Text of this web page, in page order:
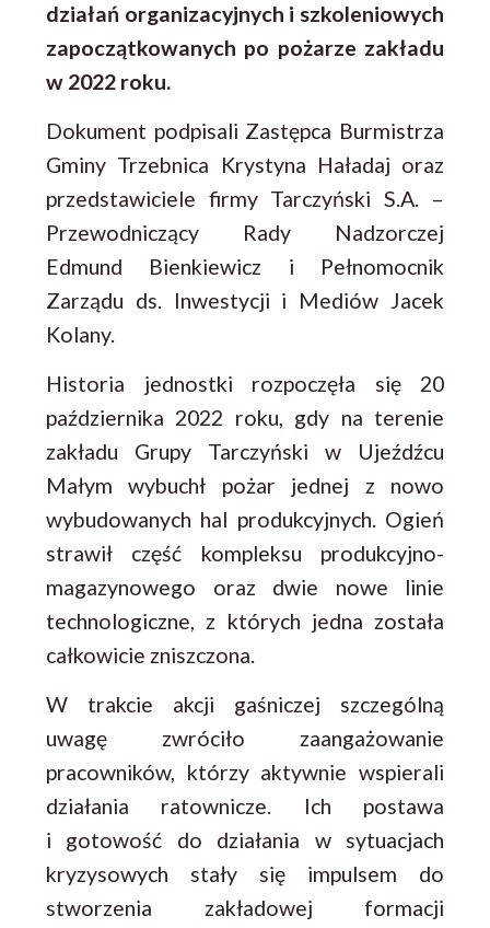
działań organizacyjnych i szkoleniowych
zapoczątkowanych po pożarze zakładu
w 2022 roku.
Dokument podpisali Zastępca Burmistrza
Gminy Trzebnica Krystyna Haładaj oraz
przedstawiciele firmy Tarczyński S.A. –
Przewodniczący Rady Nadzorczej
Edmund Bienkiewicz i Pełnomocnik
Zarządu ds. Inwestycji i Mediów Jacek
Kolany.
Historia jednostki rozpoczęła się 20
października 2022 roku, gdy na terenie
zakładu Grupy Tarczyński w Ujeźdźcu
Małym wybuchł pożar jednej z nowo
wybudowanych hal produkcyjnych. Ogień
strawił część kompleksu produkcyjno-
magazynowego oraz dwie nowe linie
technologiczne, z których jedna została
całkowicie zniszczona.
W trakcie akcji gaśniczej szczególną
uwagę zwróciło zaangażowanie
pracowników, którzy aktywnie wspierali
działania ratownicze. Ich postawa
i gotowość do działania w sytuacjach
kryzysowych stały się impulsem do
stworzenia zakładowej formacji